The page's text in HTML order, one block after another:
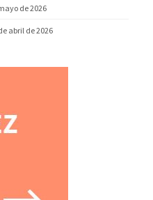
de 2026
abril de 2026